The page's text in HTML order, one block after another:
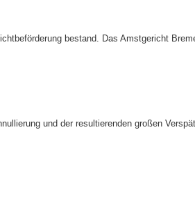
bestand. Das Amstgericht
und der resultierenden großen